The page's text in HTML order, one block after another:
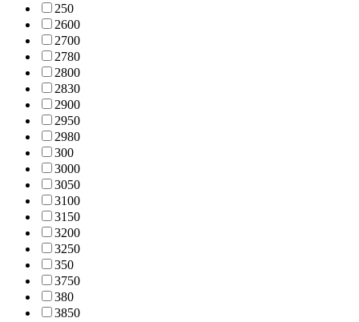
250
2600
2700
2780
2800
2830
2900
2950
2980
300
3000
3050
3100
3150
3200
3250
350
3750
380
3850